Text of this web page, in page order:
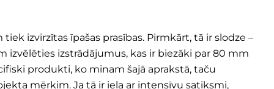
izvirzītas īpašas prasības. Pirmkārt, tā ir slodze –
izvēlēties izstrādājumus, kas ir biezāki par 80 mm
produkti, ko minam šajā aprakstā, taču
mērķim. Ja tā ir iela ar intensīvu satiksmi,